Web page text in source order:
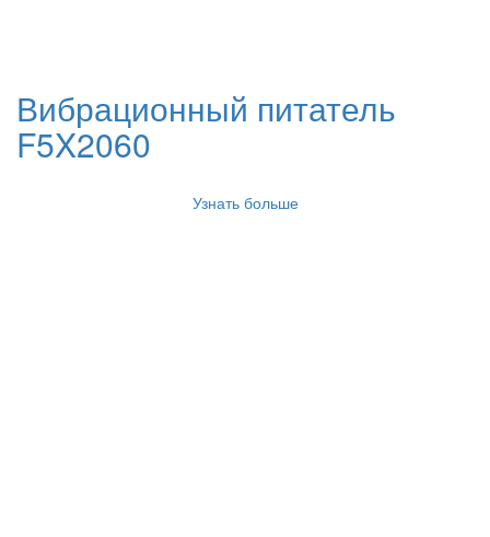
Вибрационный питатель
F5X2060
Узнать больше